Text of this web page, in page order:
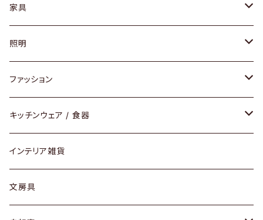
家具
ソファ / ベンチ
チェア / スツール
ダイニングセット / ダイニングテーブル
ローテーブル / サイドテーブル
デスク / コンソール
照明
ペンダントライト
テーブルランプ / デスクスタンド
フロアライト
ファッション
アクセサリー
リング
ピアス / イヤリング
財布
バッグ
キッチンウェア / 食器
グラス / タンブラー
カップ / マグ
インテリア雑貨
文房具